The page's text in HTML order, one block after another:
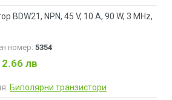
BDW21, NPN, 45 V, 10 A, 90 W, 3 MHz,
номер: 5354
2.66 лв
Биполярни транзистори